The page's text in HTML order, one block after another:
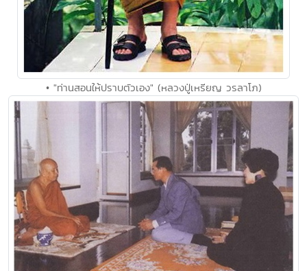
• "ท่านสอนให้ปราบตัวเอง" (หลวงปู่เหรียญ วรลาโภ)